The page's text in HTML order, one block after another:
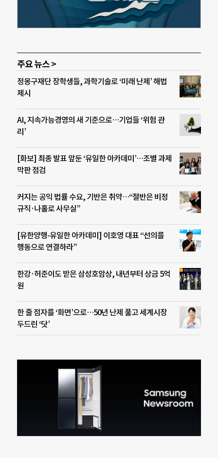
주요 뉴스 >
정몽구재단 장학생들, 과학기술로 ‘미래 난제’ 해법
제시
AI, 지속가능경영의 새 기준으로…기업들 ‘위험 관
리’
[화보] 최종 발표 앞둔 ‘유일한 아카데미’…조별 과제
막판 점검
커지는 공익 법률 수요, 기반은 취약…“절반은 비정
규직·나홀로 사무실”
[유한양행-유일한 아카데미] 이호영 대표 “선의를
행동으로 연결하라”
한강·허준이도 받은 삼성호암상, 내년부터 상금 5억
원
한 줄 점자를 ‘화면’으로…50년 난제 풀고 세계시장
두드린 ‘닷’